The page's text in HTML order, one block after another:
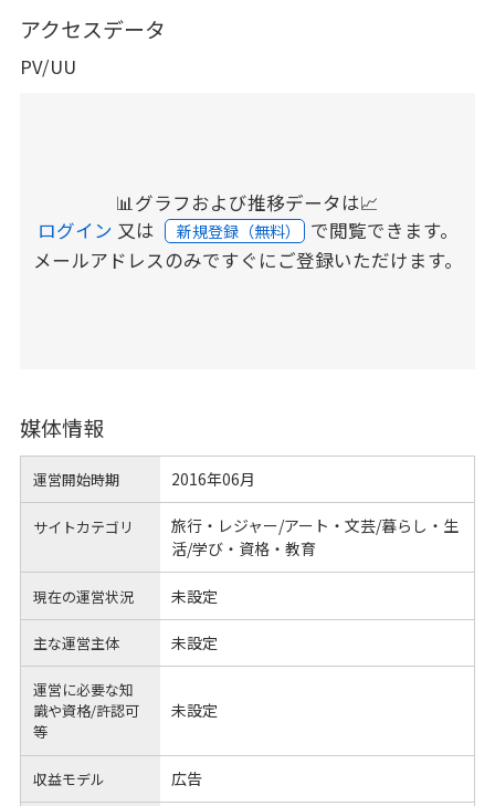
アクセスデータ
PV/UU
📊グラフおよび推移データは📈
ログイン 又は 新規登録（無料） で閲覧できます。
メールアドレスのみですぐにご登録いただけます。
媒体情報
運営開始時期 2016年06月
サイトカテゴリ
旅行・レジャー/アート・文芸/暮らし・生
活/学び・資格・教育
現在の運営状況 未設定
主な運営主体 未設定
運営に必要な知
識や資格/許認可
等
未設定
収益モデル 広告